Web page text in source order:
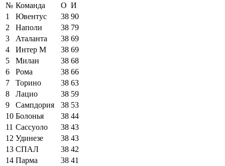
№ Команда О И
1
Ювентус 38 90
2
Наполи 38 79
3
Аталанта 38 69
4
Интер М 38 69
5
Милан 38 68
6
Рома 38 66
7
Торино 38 63
8
Лацио 38 59
9
Сампдория 38 53
10 Болонья 38 44
11 Сассуоло 38 43
12 Удинезе 38 43
13 СПАЛ 38 42
14 Парма 38 41